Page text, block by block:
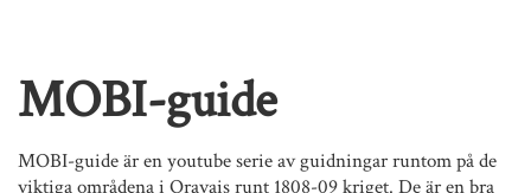
MOBI-guide
MOBI-guide är en youtube serie av guidningar runtom på de
viktiga områdena i Oravais runt 1808-09 kriget. De är en bra